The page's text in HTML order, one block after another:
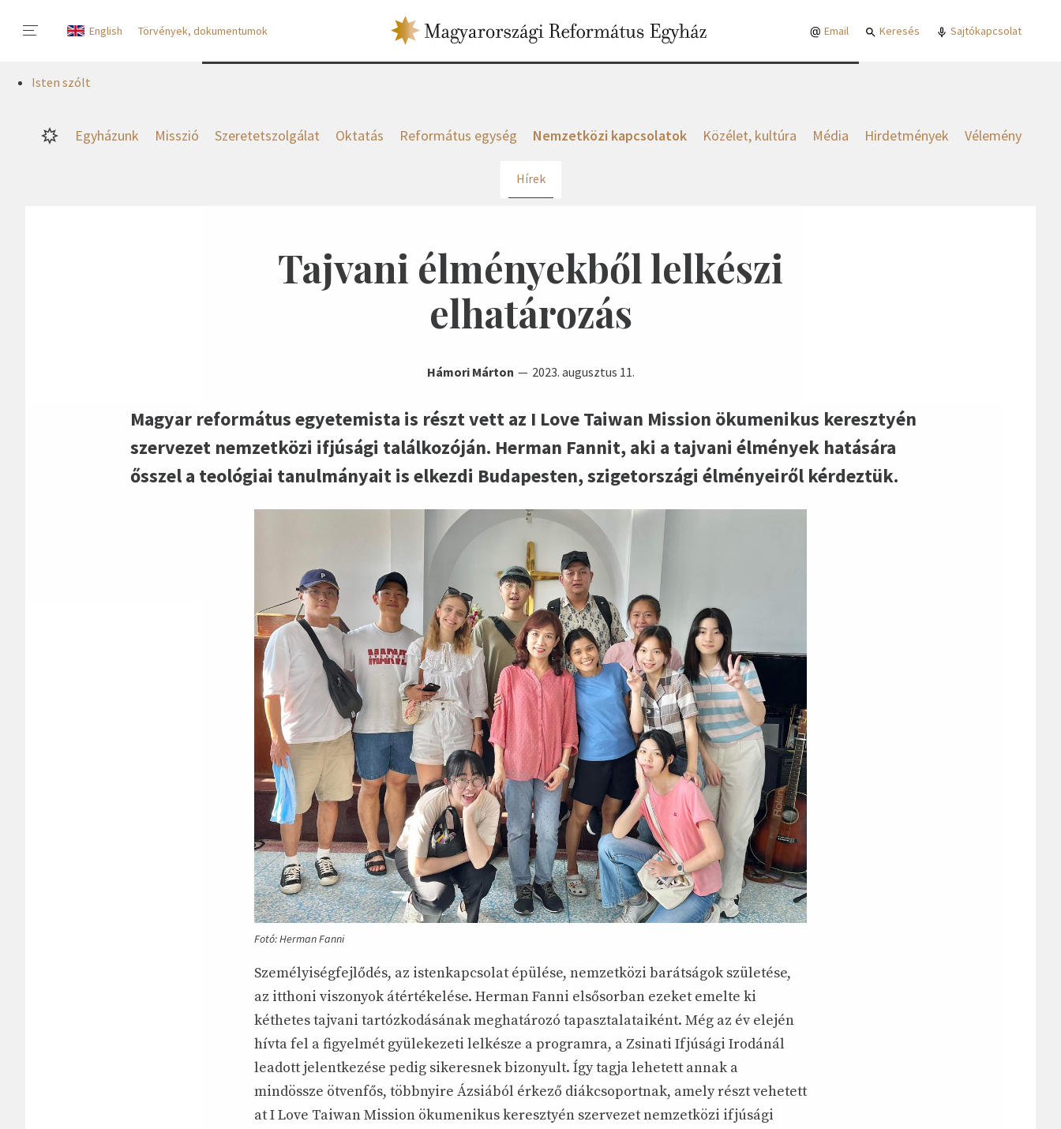
English Törvények, dokumentumok Email Keresés Sajtókapcsolat
Isten szólt
Egyházunk Misszió Szeretetszolgálat Oktatás Református egység Nemzetközi kapcsolatok Közélet, kultúra Média Hirdetmények Vélemény
Hírek
Tajvani élményekből lelkészi
elhatározás
Hámori Márton 2023. augusztus 11.
Magyar református egyetemista is részt vett az I Love Taiwan Mission ökumenikus keresztyén
szervezet nemzetközi ifjúsági találkozóján. Herman Fannit, aki a tajvani élmények hatására
ősszel a teológiai tanulmányait is elkezdi Budapesten, szigetországi élményeiről kérdeztük.
Fotó: Herman Fanni
Személyiségfejlődés, az istenkapcsolat épülése, nemzetközi barátságok születése,
az itthoni viszonyok átértékelése. Herman Fanni elsősorban ezeket emelte ki
kéthetes tajvani tartózkodásának meghatározó tapasztalataiként. Még az év elején
hívta fel a figyelmét gyülekezeti lelkésze a programra, a Zsinati Ifjúsági Irodánál
leadott jelentkezése pedig sikeresnek bizonyult. Így tagja lehetett annak a
mindössze ötvenfős, többnyire Ázsiából érkező diákcsoportnak, amely részt vehetett
at I Love Taiwan Mission ökumenikus keresztyén szervezet nemzetközi ifjúsági